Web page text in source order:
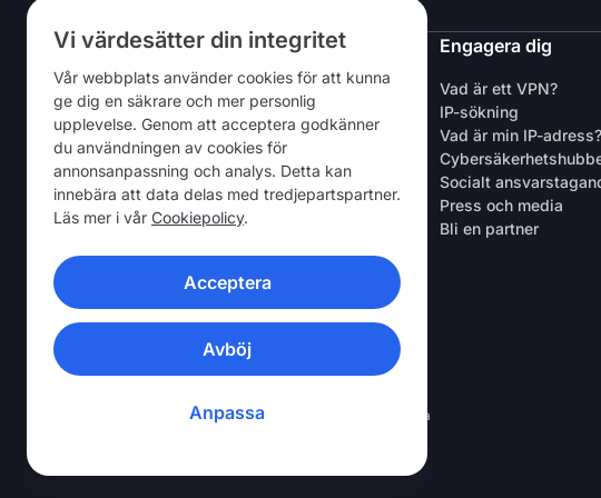
Vi värdesätter din integritet
Vår webbplats använder cookies för att kunna
ge dig en säkrare och mer personlig
upplevelse. Genom att acceptera godkänner
du användningen av cookies för
annonsanpassning och analys. Detta kan
innebära att data delas med tredjepartspartner.
Läs mer i vår Cookiepolicy.
Acceptera
Avböj
Anpassa
NordVPN
Om oss
Jobb
Gratis testperiod för VPN
VPN-routrar
Recensioner
Rabatt för studenter och anställda
Var man kan köpa
Tipsa en vän
Engagera dig
Vad är ett VPN?
IP-sökning
Vad är min IP-adress?
Socialt
Press och media
Bli en partner
VPN-APPAR
© 2026 Nord Security. Alla rättigheter förbehållna